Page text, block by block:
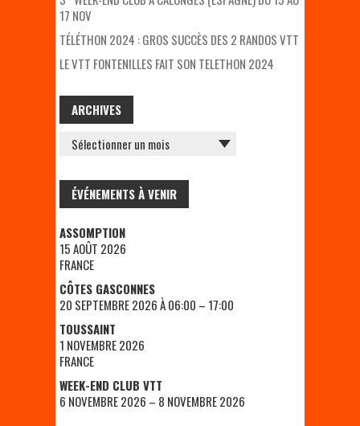
17 NOV
TÉLÉTHON 2024 : GROS SUCCÈS DES 2 RANDOS VTT
LE VTT FONTENILLES FAIT SON TELETHON 2024
ARCHIVES
ARCHIVES
ÉVÉNEMENTS À VENIR
ASSOMPTION
15 AOÛT 2026
FRANCE
CÔTES GASCONNES
20 SEPTEMBRE 2026 À 06:00 – 17:00
TOUSSAINT
1 NOVEMBRE 2026
FRANCE
WEEK-END CLUB VTT
6 NOVEMBRE 2026 – 8 NOVEMBRE 2026